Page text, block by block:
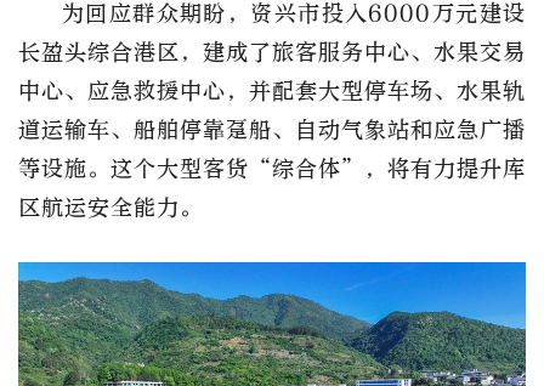
为回应群众期盼，资兴市投入6000万元建设
长盈头综合港区，建成了旅客服务中心、水果交易
中心、应急救援中心，并配套大型停车场、水果轨
道运输车、船舶停靠趸船、自动气象站和应急广播
等设施。这个大型客货“综合体”，将有力提升库
区航运安全能力。